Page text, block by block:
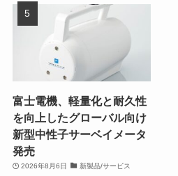
富士電機、軽量化と耐久性
を向上したグローバル向け
新型中性子サーベイメータ
発売
2026年8月6日 新製品/サービス